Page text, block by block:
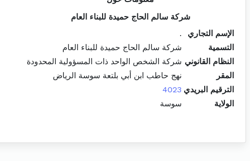
شركة سالم الحاج حميدة للبناء العام
الإسم التجاري
.
التسمية
شركة سالم الحاج حميدة للبناء العام
النظام القانوني شركة الشخص الواحد ذات المسؤولية المحدودة
المقر
نهج حاطب ابن أبي بلتعة سوسة الرياض
الترقيم البريدي 4023
الولاية
سوسة